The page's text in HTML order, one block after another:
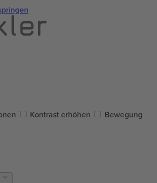
Kontrast erhöhen
Bewegung